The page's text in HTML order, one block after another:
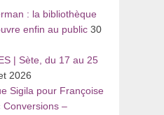
: la bibliothèque
enfin au public 30
| Sète, du 17 au 25
2026
Sigila pour Françoise
Conversions –